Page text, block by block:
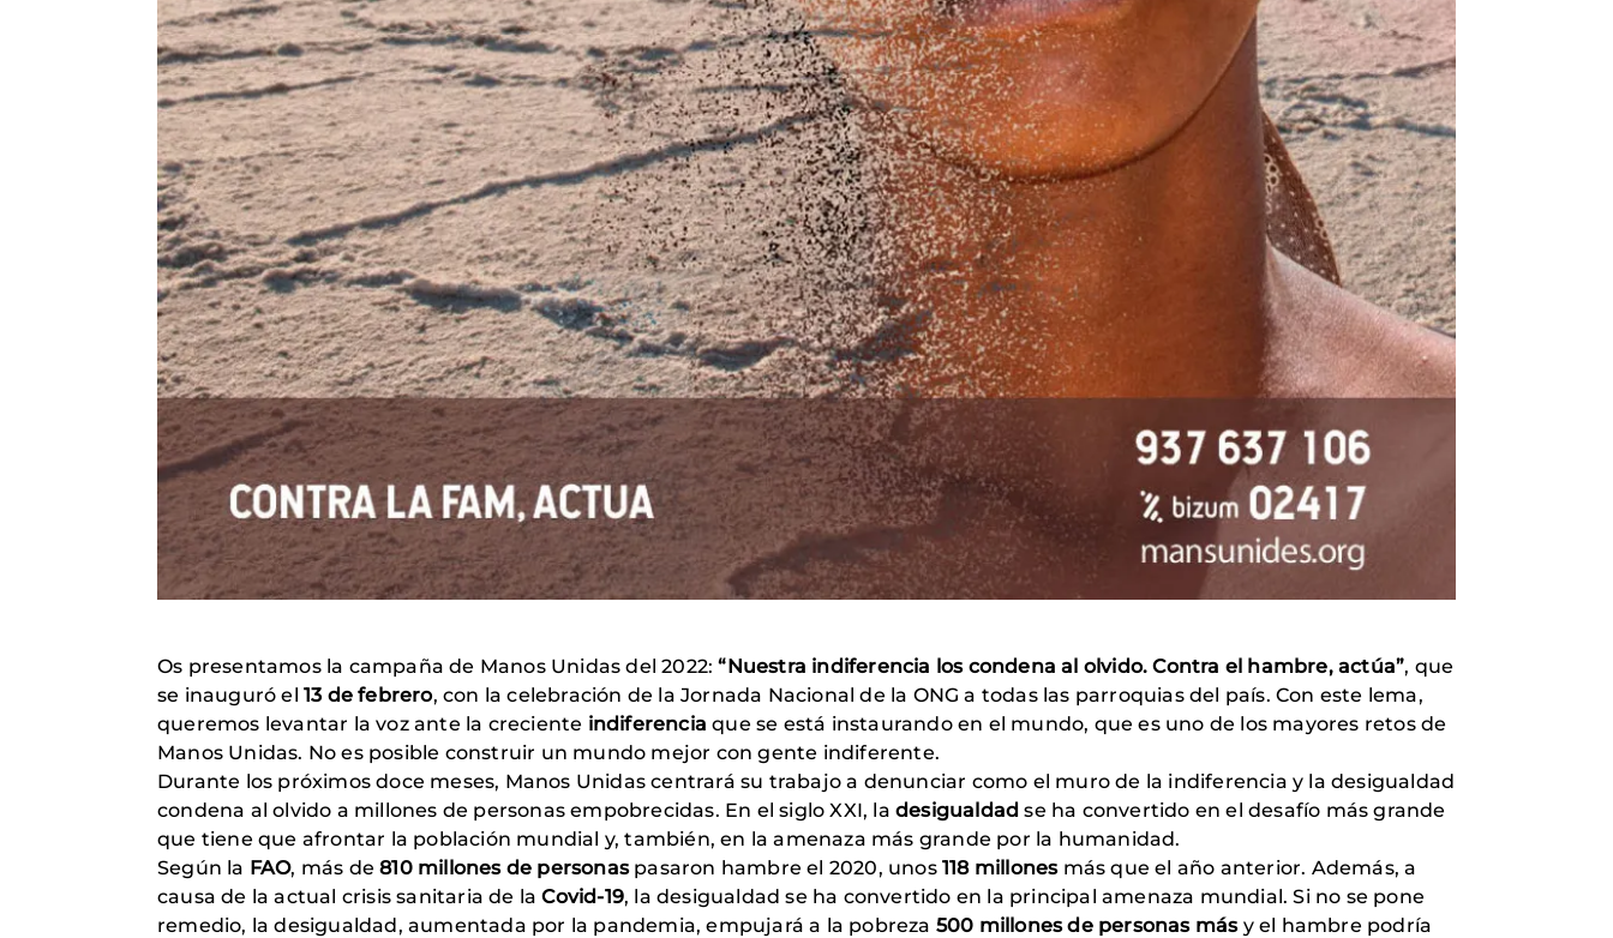
Os presentamos la campaña de Manos Unidas del 2022:“Nuestra indiferencia los condena al olvido. Contra el hambre, actúa”, que
se inauguró el 13 de febrero, con la celebración de la Jornada Nacional de la ONG a todas las parroquias del país. Con este lema,
queremos levantar la voz ante la creciente indiferenciaque se está instaurando en el mundo, que es uno de los mayores retos de
Manos Unidas. No es posible construir un mundo mejor con gente indiferente.
Durante los próximos doce meses, Manos Unidas centrará su trabajo a denunciar como el muro de la indiferencia y la desigualdad
condena al olvido a millones de personas empobrecidas. En el siglo XXI, ladesigualdadse ha convertido en el desafío más grande
que tiene que afrontar la población mundial y, también, en la amenaza más grande por la humanidad.
Según la FAO, más de810 millones de personaspasaron hambre el 2020, unos118 millonesmás que el año anterior. Además, a
causa de la actual crisis sanitaria de laCovid-19, la desigualdad se ha convertido en la principal amenaza mundial. Si no se pone
remedio, la desigualdad, aumentada por la pandemia, empujará a la pobreza 500 millones de personas másy el hambre podría